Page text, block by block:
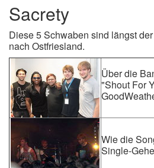
Sacrety
Diese 5 Schwaben sind längst
nach Ostfriesland.
Über die
"Shout For
Wie die
Single-